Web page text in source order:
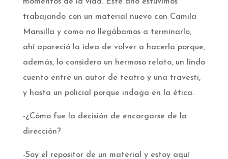
trabajando con un material nuevo con Camila
Mansilla y como no llegábamos a terminarlo,
ahí apareció la idea de volver a hacerla porque,
además, lo considero un hermoso relato, un lindo
cuento entre un autor de teatro y una travesti,
y hasta un policial porque indaga en la ética.­
-¿Cómo fue la decisión de encargarse de la
dirección?­
-Soy el repositor de un material y estoy aquí